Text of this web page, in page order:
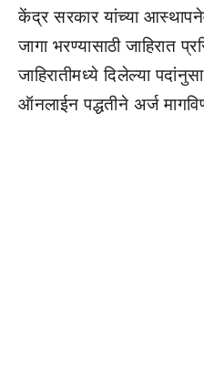
केंद्र सरकार यांच्या
जागा भरण्यासाठी जाहिरात
जाहिरातीमध्ये दिलेल्या
ऑनलाईन पद्धतीने अर्ज